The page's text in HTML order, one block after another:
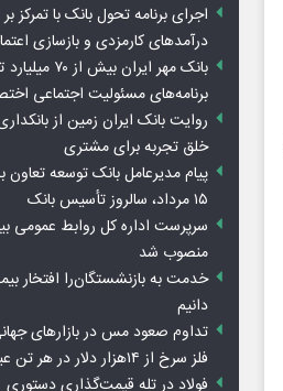
اجرای برنامه تحول بانک با تمرکز بر
درآمدهای کارمزدی و بازسازی
بانک مهر ایران بیش
برنامه‌های مسئولیت اجتماعی
روایت بانک ایران زمین از
خلق تجربه برای مشتری
پیام مدیرعامل بانک توسعه تعاون
۱۵ مرداد، سالروز تأسیس بانک
سرپرست اداره کل روابط عمومی
منصوب شد
خدمت به بازنشستگان‌را افتخار
دانیم
تداوم صعود مس در بازارهای
فلز سرخ از ۱۴هزار دلار در هر تن عبور کرد
فولاد در تله قیمت‌گذاری دستوری